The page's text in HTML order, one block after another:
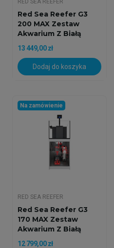
RED SEA REEFER
Red Sea Reefer G3
200 MAX Zestaw
Akwarium Z Białą
Szafką
13 449,00 zł
Dodaj do koszyka
Na zamówienie
RED SEA REEFER
Red Sea Reefer G3
170 MAX Zestaw
Akwarium Z Białą
Szafką
12 799,00 zł